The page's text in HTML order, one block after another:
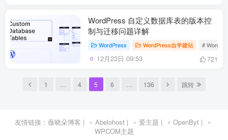
WordPress 自定义数据库表的版本控
制与迁移问题详解
WordPress WordPress自学建站 #
12月23日 09:53 721
1 4 5 6 136 跳转
友情链接： 薇晓朵博客 | Abelohost | 爱主题 | OpenByt |
WPCOM主题